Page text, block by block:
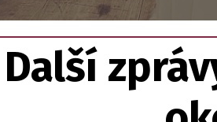
Další